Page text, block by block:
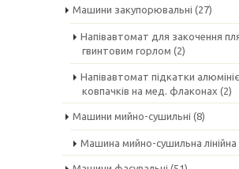
Машини закупорювальні (27)
Напівавтомат для закочення
гвинтовим горлом (2)
Напівавтомат підкатки
ковпачків на мед. флаконах (2)
Машини мийно-сушильні (8)
Машина мийно-сушильна лінійна